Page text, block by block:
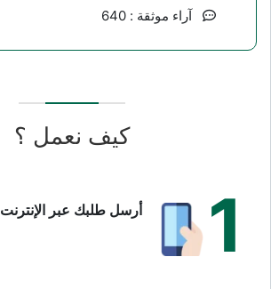
آراء موثقة : 640
كيف نعمل ؟
1 أرسل طلبك عبر الإنترنت